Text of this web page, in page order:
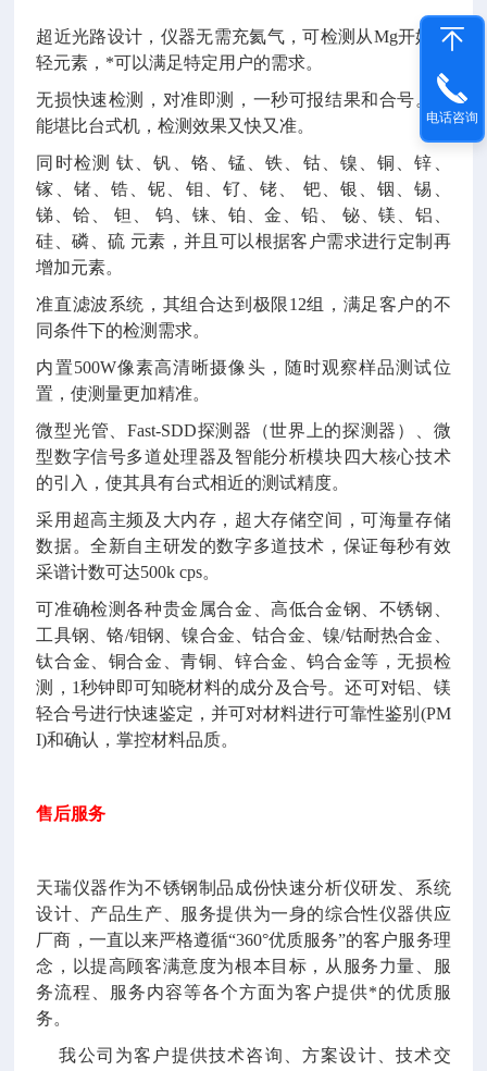
超近光路设计，仪器无需充氦气，可检测从Mg开始的
轻元素，*可以满足特定用户的需求。
无损快速检测，对准即测，一秒可报结果和合号。性
能堪比台式机，检测效果又快又准。
同时检测 钛、钒、铬、锰、铁、钴、镍、铜、锌、
镓、锗、锆、铌、钼、钌、铑、
钯、银、铟、锡、
锑、铪、
钽、 钨 、铼、铂、金、铅、
铋、镁、铝、
硅、磷、硫 元素，并且可以根据客户需求进行定制再
增加元素。
准直滤波系统，其组合达到极限12组，满足客户的不
同条件下的检测需求。
内置500W像素高清晰摄像头，随时观察样品测试位
置，使测量更加精准。
微型光管、 Fast-SDD探测器（世界上的探测器）、微
型数字信号多道处理器及智能分析模块四大核心技术
的引入，使其具有台式相近的测试精度。
采用超高主频及大内存，超大存储空间，可海量存储
数据。全新自主研发的数字多道技术，保证每秒有效
采谱计数可达500k cps。
可准确检测各种贵金属合金、高低合金钢、不锈钢、
工具钢、铬/钼钢、镍合金、钴合金、镍/钴耐热合金、
钛合金、铜合金、青铜、锌合金、钨合金等，无损检
测， 1秒钟即可知晓材料的成分及合号。还可对铝、镁
轻合号进行快速鉴定，并可对材料进行可靠性鉴别 (PM
I)和确认，掌控材料品质。
售后服务
天瑞仪器作为不锈钢制品成份快速分析仪研发、系统
设计、产品生产、服务提供为一身的综合性仪器供应
厂商，一直以来严格遵循“360°优质服务”的客户服务理
念，以提高顾客满意度为根本目标，从服务力量、服
务流程、服务内容等各个方面为客户提供*的优质服
务。
我公司为客户提供技术咨询、方案设计、技术交
电话咨询